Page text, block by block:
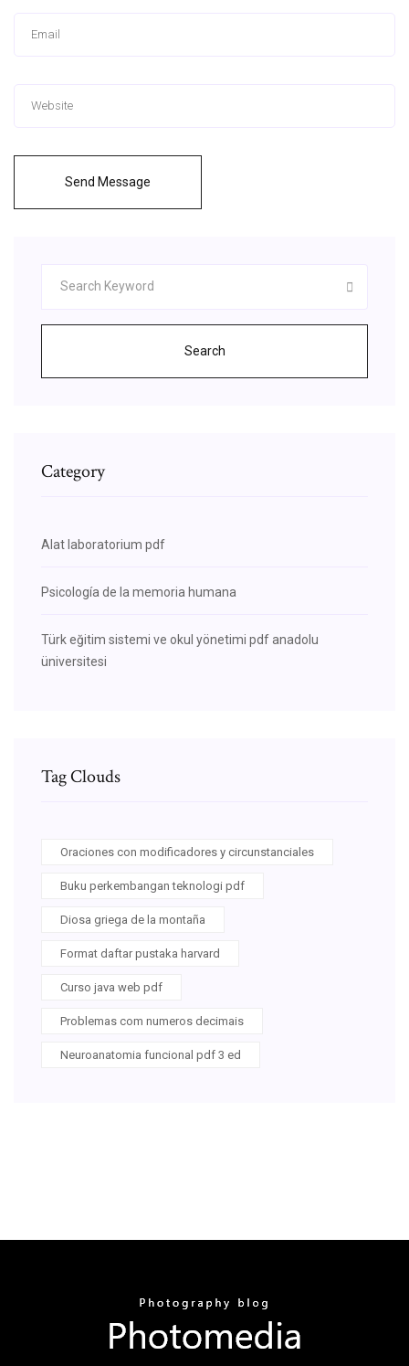
Send Message
Search
Category
Alat laboratorium pdf
Psicología de la memoria humana
Türk eğitim sistemi ve okul yönetimi pdf anadolu
üniversitesi
Tag Clouds
Oraciones con modificadores y circunstanciales
Buku perkembangan teknologi pdf
Diosa griega de la montaña
Format daftar pustaka harvard
Curso java web pdf
Problemas com numeros decimais
Neuroanatomia funcional pdf 3 ed